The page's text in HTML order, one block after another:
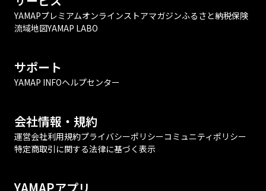
YAMAPプレミアムオンラインストアマガジンふるさと納税保険
流域地図YAMAP LABO
サポート
YAMAP INFOヘルプセンター
会社情報・規約
運営会社利用規約プライバシーポリシーコミュニティポリシー
特定商取引に関する法律に基づく表示